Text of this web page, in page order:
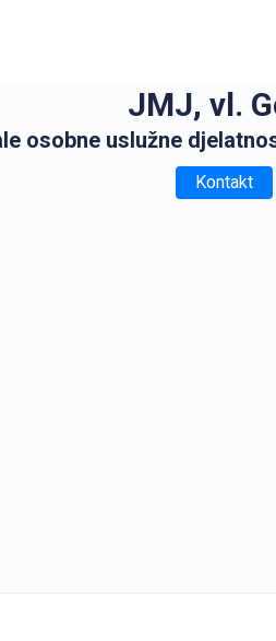
JMJ, vl.
osobne uslužne
Kontakt